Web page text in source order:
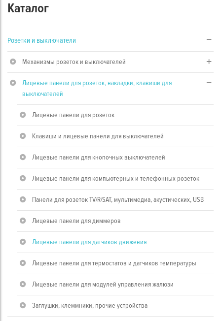
Каталог
Розетки и выключатели
Механизмы розеток и выключателей
Лицевые панели для розеток, накладки, клавиши для
выключателей
Лицевые панели для розеток
Клавиши и лицевые панели для выключателей
Лицевые панели для кнопочных выключателей
Лицевые панели для компьютерных и телефонных розеток
Панели для розеток TV/R/SAT, мультимедиа, акустических, USB
Лицевые панели для диммеров
Лицевые панели для датчиков движения
Лицевые панели для термостатов и датчиков температуры
Лицевые панели для модулей управления жалюзи
Заглушки, клеммники, прочие устройства